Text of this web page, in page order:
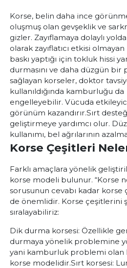
Korse, belin daha ince
oluşmuş olan gevşeklik ve
gizler. Zayıflamaya dolaylı
olarak zayıflatıcı etkisi
baskı yaptığı için tokluk hissi
durmasını ve daha düzgün bir
sağlayan korseler, doktor
kullanıldığında kamburluğu da
engelleyebilir. Vücuda
görünüm kazandırır.Sırt
geliştirmeye yardımcı olur.
kullanımı, bel ağrılarının
Korse Çeşitleri
Farklı amaçlara yönelik
korse modeli bulunur. “Korse
sorusunun cevabı kadar
de önemlidir. Korse çeşitlerini
sıralayabiliriz:
Dik durma korsesi: Özellikle
durmaya yönelik problemine
yani kamburluk problemi olan
korse modelidir.Sırt korsesi: